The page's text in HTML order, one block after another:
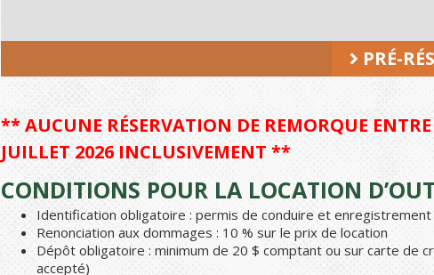
PRÉ-
** AUCUNE RÉSERVATION DE REMORQUE
JUILLET 2026 INCLUSIVEMENT **
CONDITIONS POUR LA LOCATION
Identification obligatoire : permis de conduire et enregistrement
Renonciation aux dommages : 10 % sur le prix de location
Dépôt obligatoire : minimum de 20 $ comptant ou sur carte de
accepté)